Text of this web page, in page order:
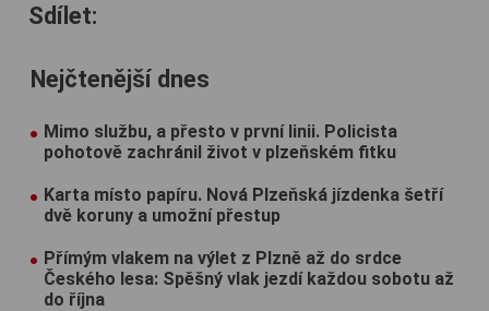
Sdílet:
Nejčtenější dnes
Mimo službu, a přesto v první linii. Policista
pohotově zachránil život v plzeňském fitku
Karta místo papíru. Nová Plzeňská jízdenka šetří
dvě koruny a umožní přestup
Přímým vlakem na výlet z Plzně až do srdce
Českého lesa: Spěšný vlak jezdí každou sobotu až
do října